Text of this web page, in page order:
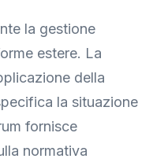
la gestione
estere. La
della
la situazione
fornisce
normativa